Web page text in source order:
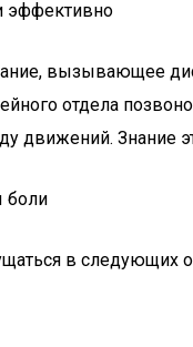
эффективно
вызывающее
отдела
движений.
боли
в следующих